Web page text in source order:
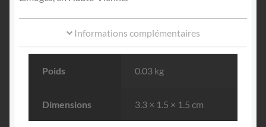
Informations complémentaires
Poids 0.03 kg
Dimensions 3.3 × 1.5 × 1.5 cm